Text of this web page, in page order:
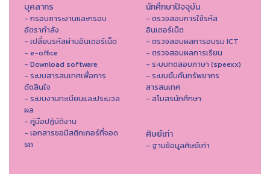
บุคลากร
- กรอบภาระงานและกรอบ
อัตรากำลัง
- เปลี่ยนรหัสผ่านอินเตอร์เน็ต
- e-office
- Download software
- ระบบสารสนเทศเพื่อการ
ตัดสินใจ
- ระบบงานทะเบียนและประมวล
ผล
- คู่มือปฏิบัติงาน
- เอกสารขอมีสติกเกอร์ที่จอด
รถ
นักศึกษาปัจจุบัน
- ตรวจสอบการใช้รหัส
อินเตอร์เน็ต
- ตรวจสอบผลการอบรม ICT
- ตรวจสอบผลการเรียน
- ระบบทดสอบภาษา (speexx)
- ระบบยืมคืนทรัพยากร
สารสนเทศ
- สโมสรนักศึกษา
ศิษย์เก่า
- ฐานข้อมูลศิษย์เก่า